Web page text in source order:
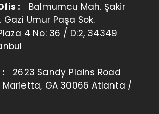
: Balmumcu Mah. Şakir
Umur Paşa Sok.
4 No: 36 / D:2, 34349
2623 Sandy Plains Road
Marietta, GA 30066 Atlanta /